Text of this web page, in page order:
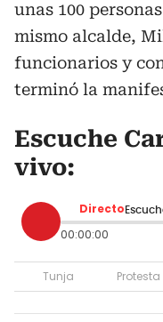
unas 100
mismo alcalde,
funcionarios y
terminó la
Escuche
vivo:
Directo
00:00:00
Tunja Protesta